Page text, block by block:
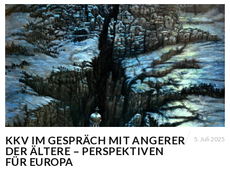
KKV IM GESPRÄCH MIT ANGERER
DER ÄLTERE – PERSPEKTIVEN
FÜR EUROPA
5. Juli 2025